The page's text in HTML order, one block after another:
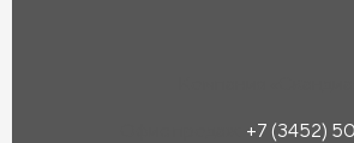
+7 (3452)